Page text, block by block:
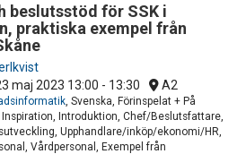
beslutsstöd för SSK i
praktiska exempel från
maj 2023 13:00 - 13:30 A2
, Svenska, Förinspelat + På
Introduktion, Chef/Beslutsfattare,
Upphandlare/inköp/ekonomi/HR,
Vårdpersonal, Exempel från